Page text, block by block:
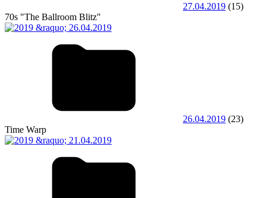
27.04.2019 (15)
70s "The Ballroom Blitz"
26.04.2019 (23)
Time Warp